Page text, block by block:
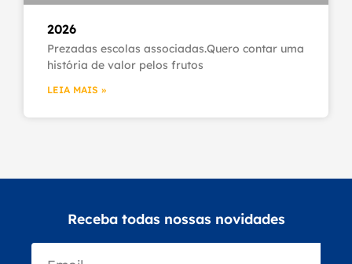
2026
Prezadas escolas associadas.Quero contar uma
história de valor pelos frutos
LEIA MAIS »
Receba todas nossas novidades